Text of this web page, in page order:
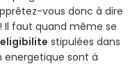
vous donc à dire
! Il faut quand même se
stipulées dans
energetique sont à